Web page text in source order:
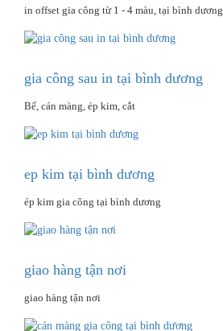
in offset gia công từ 1 - 4 màu, tại bình dương
gia công sau in tại bình dương
Bế, cán màng, ép kim, cắt
ep kim tại bình dương
ép kim gia công tại bình dương
giao hàng tận nơi
giao hàng tận nơi